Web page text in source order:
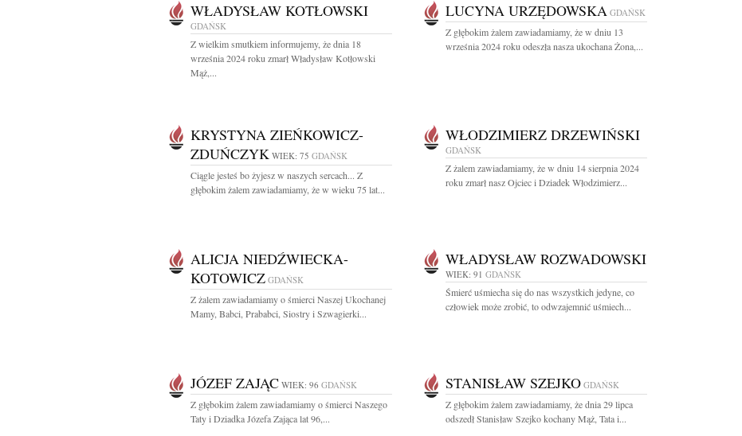
WŁADYSŁAW KOTŁOWSKI
GDAŃSK
Z wielkim smutkiem informujemy, że dnia 18
września 2024 roku zmarł Władysław Kotłowski
Mąż,...
LUCYNA URZĘDOWSKA GDAŃSK
Z głębokim żalem zawiadamiamy, że w dniu 13
września 2024 roku odeszła nasza ukochana Żona,...
KRYSTYNA ZIEŃKOWICZ-
ZDUŃCZYK WIEK: 75 GDAŃSK
Ciągle jesteś bo żyjesz w naszych sercach... Z
głębokim żalem zawiadamiamy, że w wieku 75 lat...
WŁODZIMIERZ DRZEWIŃSKI
GDAŃSK
Z żalem zawiadamiamy, że w dniu 14 sierpnia 2024
roku zmarł nasz Ojciec i Dziadek Włodzimierz...
ALICJA NIEDŹWIECKA-
KOTOWICZ GDAŃSK
Z żalem zawiadamiamy o śmierci Naszej Ukochanej
Mamy, Babci, Prababci, Siostry i Szwagierki...
WŁADYSŁAW ROZWADOWSKI
WIEK: 91 GDAŃSK
Śmierć uśmiecha się do nas wszystkich jedyne, co
człowiek może zrobić, to odwzajemnić uśmiech...
JÓZEF ZAJĄC WIEK: 96 GDAŃSK
Z głębokim żalem zawiadamiamy o śmierci Naszego
Taty i Dziadka Józefa Zająca lat 96,...
STANISŁAW SZEJKO GDAŃSK
Z głębokim żalem zawiadamiamy, że dnia 29 lipca
odszedł Stanisław Szejko kochany Mąż, Tata i...